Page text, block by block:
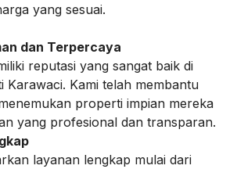
yang sesuai.
dan Terpercaya
reputasi yang sangat baik di
Karawaci. Kami telah membantu
properti impian mereka
yang profesional dan transparan.
layanan lengkap mulai dari